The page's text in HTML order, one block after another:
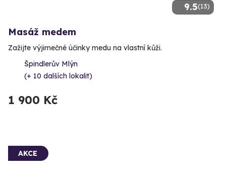
9.5(13)
Masáž medem
Zažijte výjimečné účinky medu na vlastní kůži.
Špindlerův Mlýn
(+ 10 dalších lokalit)
1 900 Kč
AKCE